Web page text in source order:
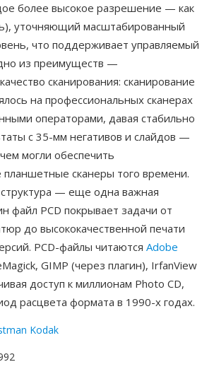
более высокое разрешение — как
уточняющий масштабированный
что поддерживает управляемый
из преимуществ —
сканирования: сканирование
на профессиональных сканерах
операторами, давая стабильно
с 35-мм негативов и слайдов —
могли обеспечить
планшетные сканеры того времени.
— еще одна важная
файл PCD покрывает задачи от
до высококачественной печати
PCD-файлы читаются Adobe
GIMP (через плагин), IrfanView
доступ к миллионам Photo CD,
расцвета формата в 1990-х годах.
Kodak